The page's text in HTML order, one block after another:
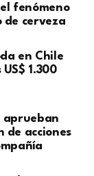
fenómeno
de cerveza
en Chile
1.300
aprueban
de acciones